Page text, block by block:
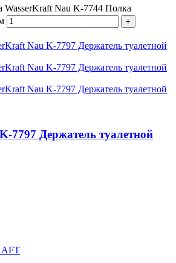
WasserKraft Nau K-7744 Полка
7797 Держатель туалетной